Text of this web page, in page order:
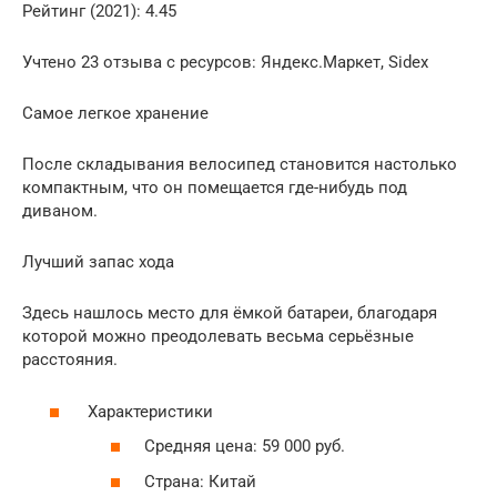
Рейтинг (2021): 4.45
Учтено 23 отзыва с ресурсов: Яндекс.Маркет, Sidex
Самое легкое хранение
После складывания велосипед становится настолько
компактным, что он помещается где-нибудь под
диваном.
Лучший запас хода
Здесь нашлось место для ёмкой батареи, благодаря
которой можно преодолевать весьма серьёзные
расстояния.
Характеристики
Средняя цена: 59 000 руб.
Страна: Китай